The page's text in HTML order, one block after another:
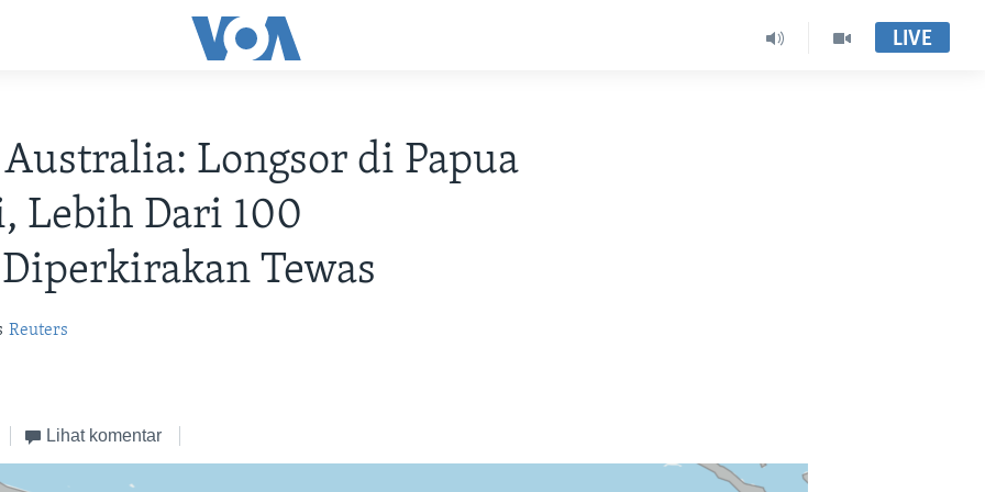
LIVE
Longsor di Papua
Lebih Dari 100
Tewas
Reuters
Lihat komentar